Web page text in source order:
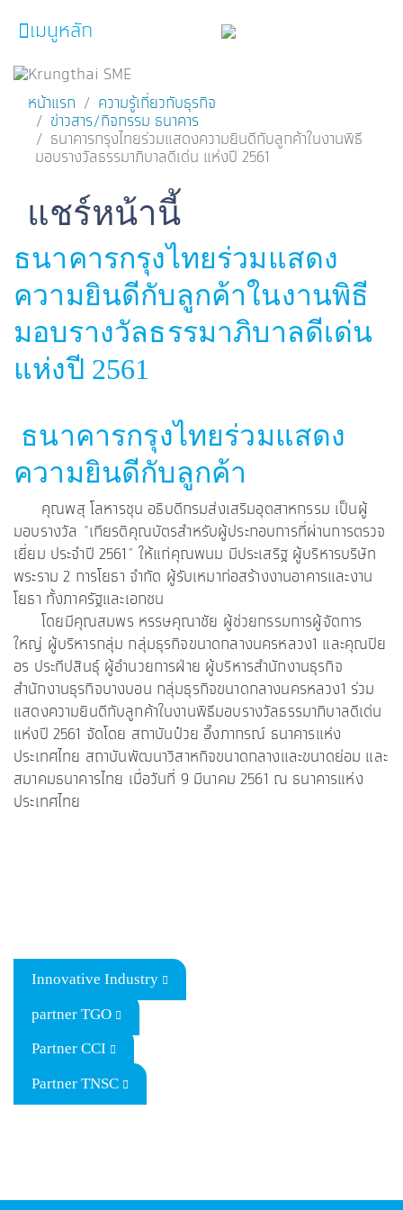
หน้าหลัก
ผลิตภัณฑ์และบริการ
โปรโมชั่น
ความรู้เกี่ยวกับธุรกิจ
คำนวณสินเชื่อเบื้องต้น
ค้นหาจุดบริการ
FOLLOW USKrungthai SME​
เมนูหลัก
หน้าแรก
ความรู้เกี่ยวกับธุรกิจ
ข่าวสาร/กิจกรรม ธนาคาร
ธนาคารกรุงไทยร่วมแสดงความยินดีกับลูกค้าในงานพิธี
มอบรางวัลธรรมาภิบาลดีเด่น แห่งปี 2561
แชร์หน้านี้
Facebook
ธนาคารกรุงไทยร่วมแสดง
ความยินดีกับลูกค้าในงานพิธี
มอบรางวัลธรรมาภิบาลดีเด่น
แห่งปี 2561
ธนาคารกรุงไทยร่วมแสดง
ความยินดีกับลูกค้า
คุณพสุ โลหารชุน อธิบดีกรมส่งเสริมอุตสาหกรรม เป็นผู้
มอบรางวัล “เกียรติคุณบัตรสำหรับผู้ประกอบการที่ผ่านการตรวจ
เยี่ยม ประจำปี 2561” ให้แก่คุณพนม มีประเสริฐ ผู้บริหารบริษัท
พระราม 2 การโยธา จำกัด ผู้รับเหมาก่อสร้างงานอาคารและงาน
โยธา ทั้งภาครัฐและเอกชน
โดยมีคุณสมพร หรรษคุณาชัย ผู้ช่วยกรรมการผู้จัดการ
ใหญ่ ผู้บริหารกลุ่ม กลุ่มธุรกิจขนาดกลางนครหลวง1 และคุณปิย
อร ประทีปสินธุ์ ผู้อำนวยการฝ่าย ผู้บริหารสำนักงานธุรกิจ
สำนักงานธุรกิจบางบอน กลุ่มธุรกิจขนาดกลางนครหลวง1 ร่วม
แสดงความยินดีกับลูกค้าในงานพิธีมอบรางวัลธรรมาภิบาลดีเด่น
แห่งปี 2561 จัดโดย สถาบันป๋วย อึ๊งภากรณ์ ธนาคารแห่ง
ประเทศไทย สถาบันพัฒนาวิสาหกิจขนาดกลางและขนาดย่อม และ
สมาคมธนาคารไทย เมื่อวันที่ 9 มีนาคม 2561 ณ ธนาคารแห่ง
ประเทศไทย
Innovative Industry
partner TGO
Partner CCI
Partner TNSC